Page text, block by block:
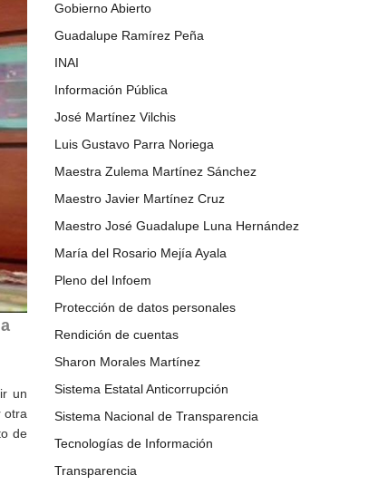
un
otra
de
Gobierno Abierto
Guadalupe Ramírez Peña
INAI
Información Pública
José Martínez Vilchis
Luis Gustavo Parra Noriega
Maestra Zulema Martínez Sánchez
Maestro Javier Martínez Cruz
Maestro José Guadalupe Luna Hernández
María del Rosario Mejía Ayala
Pleno del Infoem
Protección de datos personales
Rendición de cuentas
Sharon Morales Martínez
Sistema Estatal Anticorrupción
Sistema Nacional de Transparencia
Tecnologías de Información
Transparencia